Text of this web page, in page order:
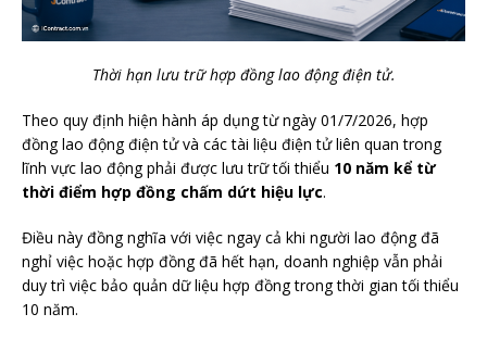
Thời hạn lưu trữ hợp đồng lao động điện tử.
Theo quy định hiện hành áp dụng từ ngày 01/7/2026, hợp
đồng lao động điện tử và các tài liệu điện tử liên quan trong
lĩnh vực lao động phải được lưu trữ tối thiểu 10 năm kể từ
thời điểm hợp đồng chấm dứt hiệu lực.
Điều này đồng nghĩa với việc ngay cả khi người lao động đã
nghỉ việc hoặc hợp đồng đã hết hạn, doanh nghiệp vẫn phải
duy trì việc bảo quản dữ liệu hợp đồng trong thời gian tối thiểu
10 năm.